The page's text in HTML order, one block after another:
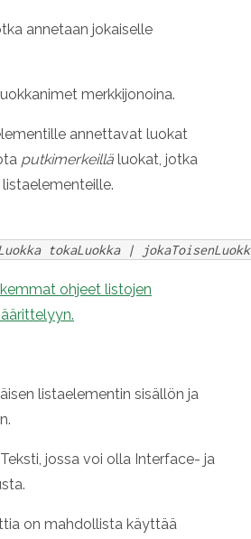
annetaan jokaiselle
merkkijonoina.
annettavat luokat
putkimerkeillä luokat, jotka
tokaLuokka |
ohjeet listojen
listaelementin sisällön ja
Teksti, jossa voi olla Interface- ja
on mahdollista käyttää